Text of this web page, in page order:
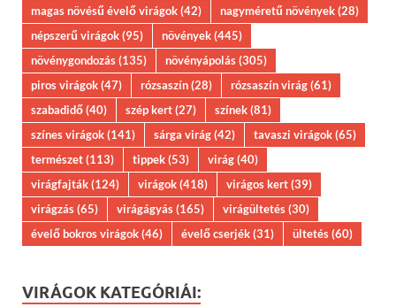
magas növésű évelő virágok(42) nagyméretű növények(28)
népszerű virágok(95) növények(445)
növénygondozás(135) növényápolás(305)
piros virágok(47) rózsaszín(28) rózsaszín virág(61)
szabadidő(40) szép kert(27) színek(81)
színes virágok(141) sárga virág(42) tavaszi virágok(65)
természet(113) tippek(53) virág(40)
virágfajták(124) virágok(418) virágos kert(39)
virágzás(65) virágágyás(165) virágültetés(30)
évelő bokros virágok(46) évelő cserjék(31) ültetés(60)
VIRÁGOK KATEGÓRIÁI: